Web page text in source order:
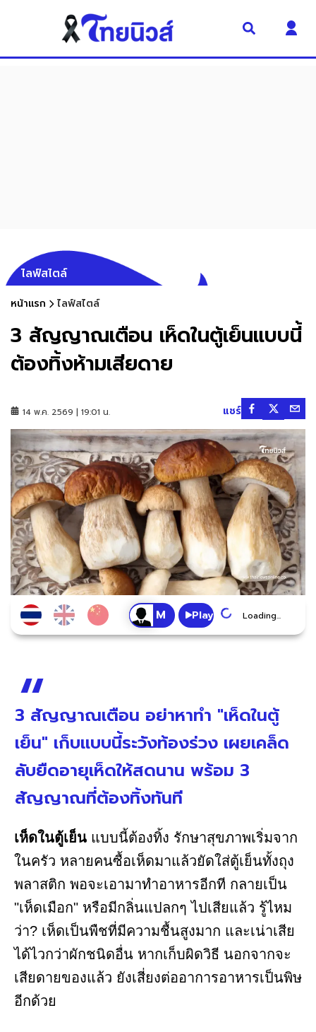
ไลฟ์สไตล์
หน้าแรก ไลฟ์สไตล์
3 สัญญาณเตือน เห็ดในตู้เย็นแบบนี้
ต้องทิ้งห้ามเสียดาย
14 พ.ค. 2569 | 19:01 น. แชร์
Play Loading...
3 สัญญาณเตือน อย่าหาทำ "เห็ดในตู้
เย็น" เก็บแบบนี้ระวังท้องร่วง เผยเคล็ด
ลับยืดอายุเห็ดให้สดนาน พร้อม 3
สัญญาณที่ต้องทิ้งทันที
เห็ดในตู้เย็น แบบนี้ต้องทิ้ง รักษาสุขภาพเริ่มจาก
ในครัว หลายคนซื้อเห็ดมาแล้วยัดใส่ตู้เย็นทั้งถุง
พลาสติก พอจะเอามาทำอาหารอีกที กลายเป็น
"เห็ดเมือก" หรือมีกลิ่นแปลกๆ ไปเสียแล้ว รู้ไหม
ว่า? เห็ดเป็นพืชที่มีความชื้นสูงมาก และเน่าเสีย
ได้ไวกว่าผักชนิดอื่น หากเก็บผิดวิธี นอกจากจะ
เสียดายของแล้ว ยังเสี่ยงต่ออาการอาหารเป็นพิษ
อีกด้วย